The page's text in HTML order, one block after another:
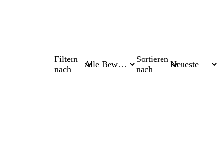
Filtern
nach
Sortieren
nach